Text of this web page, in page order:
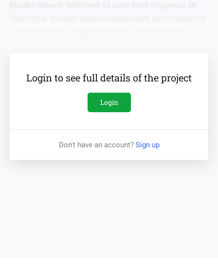
mis viivad 4 peatusega otse lennujaama ja 10 minutiga
südalinna. Ülemiste rongijaamast pääseb kiiresti ja
mugavalt mitmesse Eesti linna
Read more
Login to see full details of the project
Login
Don't have an account? Sign up